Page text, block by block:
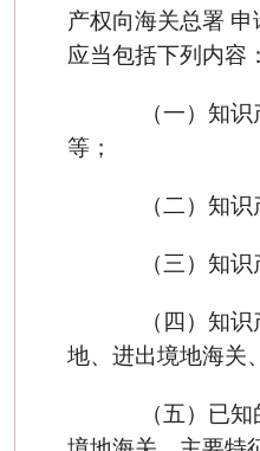
产权向海关总署
应当包括下列内容：
（一）知识产
等；
（二）知识
（三）知识
（四）知识产
地、进出境地海关
（五）已知的